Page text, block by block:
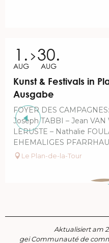
1.
AUG
30.
AUG
Kunst & Festivals in
Ausgabe
FOYER DES
Joseph TABBI – Jean
LERUSTE – Nathalie
EHEMALIGES
Le Plan-de-la-Tour
Aktualisiert am
gei Communauté de